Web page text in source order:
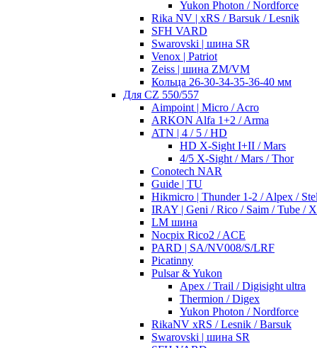
Yukon Photon / Nordforce
Rika NV | xRS / Barsuk / Lesnik
SFH VARD
Swarovski | шина SR
Venox | Patriot
Zeiss | шина ZM/VM
Кольца 26-30-34-35-36-40 мм
Для CZ 550/557
Aimpoint | Micro / Acro
ARKON Alfa 1+2 / Arma
ATN | 4 / 5 / HD
HD X-Sight I+II / Mars
4/5 X-Sight / Mars / Thor
Conotech NAR
Guide | TU
Hikmicro | Thunder 1-2 / Alpex /
IRAY | Geni / Rico / Saim / Tube /
LM шина
Nocpix Rico2 / ACE
PARD | SA/NV008/S/LRF
Picatinny
Pulsar & Yukon
Apex / Trail / Digisight ultra
Thermion / Digex
Yukon Photon / Nordforce
RikaNV xRS / Lesnik / Barsuk
Swarovski | шина SR